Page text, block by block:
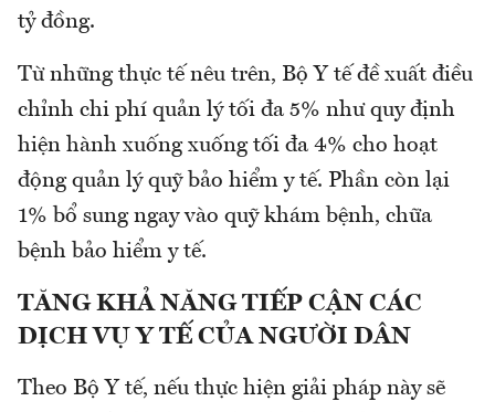
tỷ đồng.
Từ những thực tế nêu trên, Bộ Y tế đề xuất điều
chỉnh chi phí quản lý tối đa 5% như quy định
hiện hành xuống xuống tối đa 4% cho hoạt
động quản lý quỹ bảo hiểm y tế. Phần còn lại
1% bổ sung ngay vào quỹ khám bệnh, chữa
bệnh bảo hiểm y tế.
TĂNG KHẢ NĂNG TIẾP CẬN CÁC
DỊCH VỤ Y TẾ CỦA NGƯỜI DÂN
Theo Bộ Y tế, nếu thực hiện giải pháp này sẽ